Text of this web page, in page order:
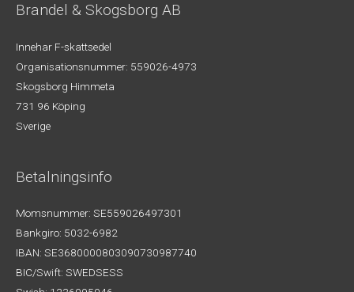
Brandel & Skogsborg AB
Innehar F-skattsedel
Organisationsnummer: 559026-4973
Skogsborg Himmeta
731 96 Köping
Sverige
Betalningsinfo
Momsnummer: SE559026497301
Bankgiro: 5032-6982
IBAN: SE3680000803090730987740
BIC/Swift: SWEDSESS